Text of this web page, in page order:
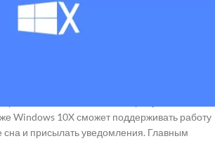
от Microsoft
2021 года. По сравнению с предыдущей
Windows 10X сможет поддерживать работу
и присылать уведомления. Главным